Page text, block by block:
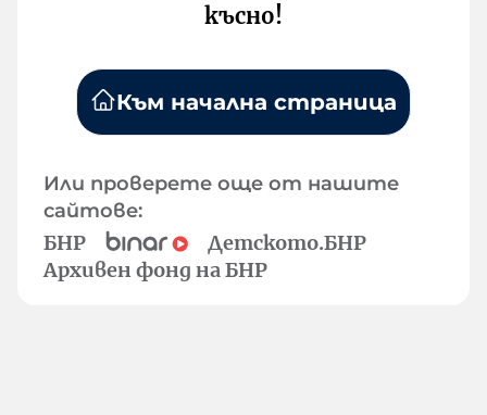
късно!
Към начална страница
Или проверете още от нашите
сайтове:
БНР
Детското.БНР
Архивен фонд на БНР